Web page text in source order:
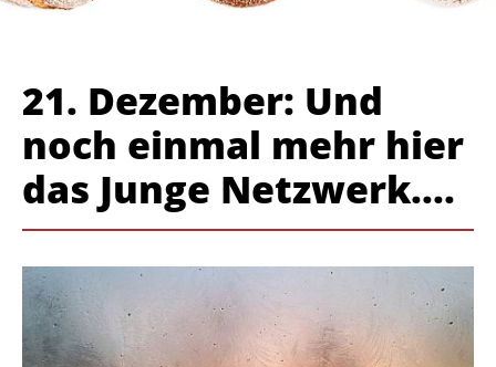
21. Dezember: Und
noch einmal mehr hier
das Junge Netzwerk....